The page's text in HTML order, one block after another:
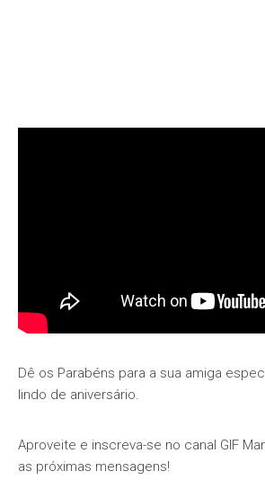
Dê os Parabéns para a sua amiga
lindo de aniversário.
Aproveite e inscreva-se no canal GIF
as próximas mensagens!